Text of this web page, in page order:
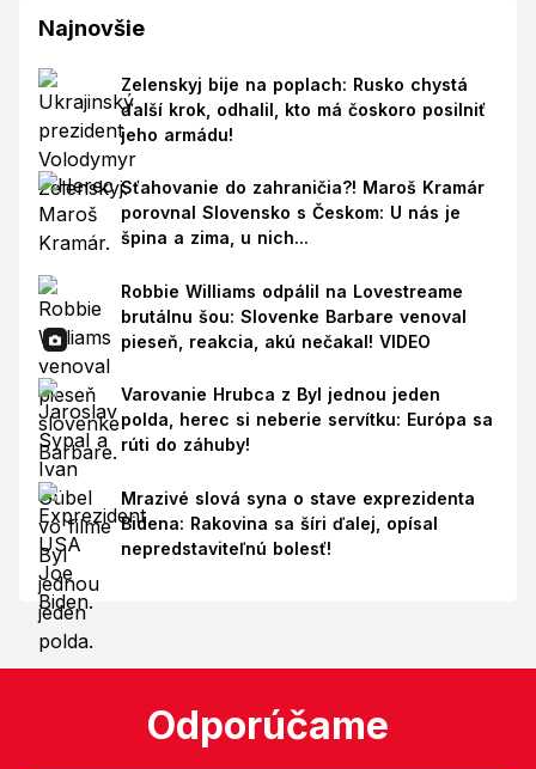
Najnovšie
Zelenskyj bije na poplach: Rusko chystá
ďalší krok, odhalil, kto má čoskoro posilniť
jeho armádu!
Sťahovanie do zahraničia?! Maroš Kramár
porovnal Slovensko s Českom: U nás je
špina a zima, u nich...
Robbie Williams odpálil na Lovestreame
brutálnu šou: Slovenke Barbare venoval
pieseň, reakcia, akú nečakal! VIDEO
Varovanie Hrubca z Byl jednou jeden
polda, herec si neberie servítku: Európa sa
rúti do záhuby!
Mrazivé slová syna o stave exprezidenta
Bidena: Rakovina sa šíri ďalej, opísal
nepredstaviteľnú bolesť!
Odporúčame